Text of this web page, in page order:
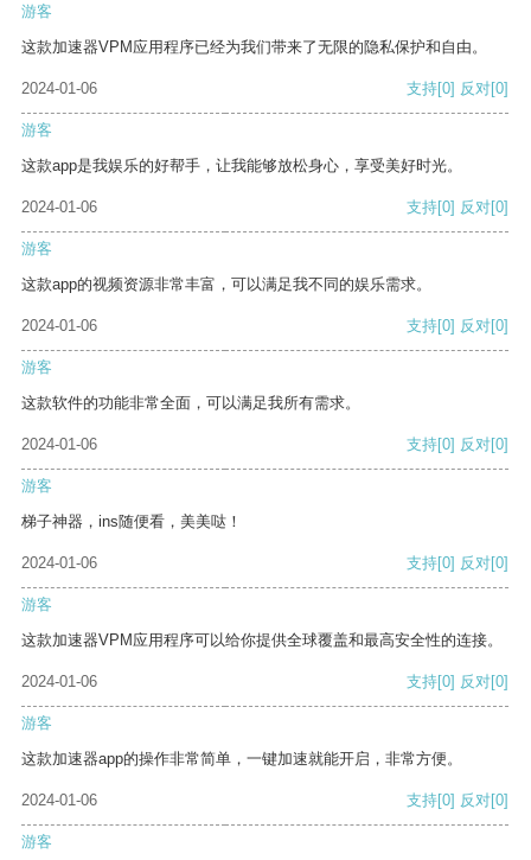
游客
这款加速器VPM应用程序已经为我们带来了无限的隐私保护和自由。
2024-01-06 支持[0] 反对[0]
游客
这款app是我娱乐的好帮手，让我能够放松身心，享受美好时光。
2024-01-06 支持[0] 反对[0]
游客
这款app的视频资源非常丰富，可以满足我不同的娱乐需求。
2024-01-06 支持[0] 反对[0]
游客
这款软件的功能非常全面，可以满足我所有需求。
2024-01-06 支持[0] 反对[0]
游客
梯子神器，ins随便看，美美哒！
2024-01-06 支持[0] 反对[0]
游客
这款加速器VPM应用程序可以给你提供全球覆盖和最高安全性的连接。
2024-01-06 支持[0] 反对[0]
游客
这款加速器app的操作非常简单，一键加速就能开启，非常方便。
2024-01-06 支持[0] 反对[0]
游客